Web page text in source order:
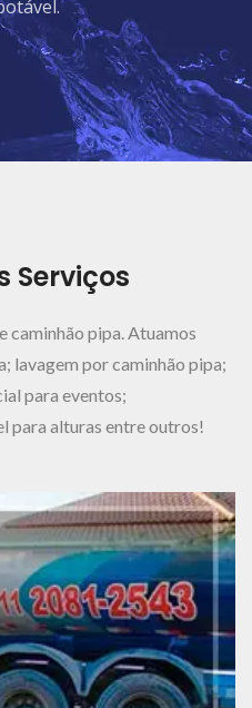
Serviços
caminhão pipa. Atuamos
lavagem por caminhão pipa;
para eventos;
para alturas entre outros!